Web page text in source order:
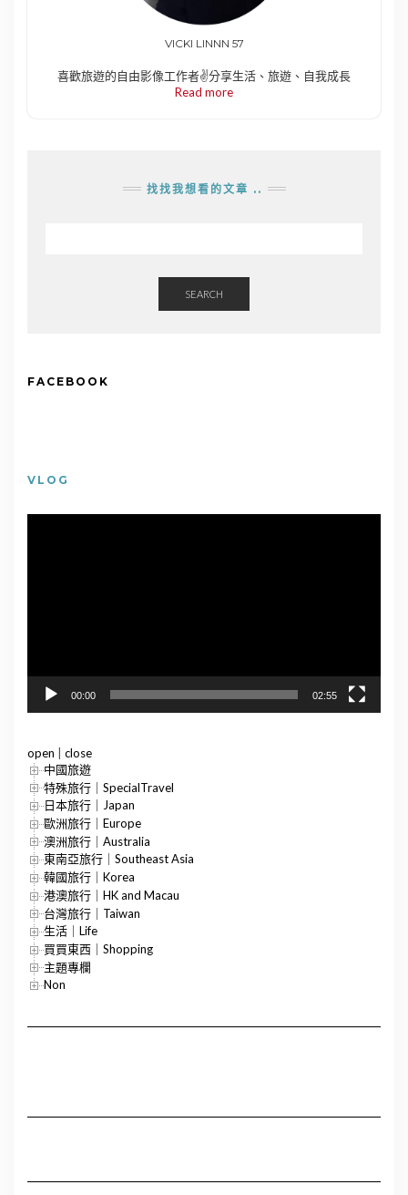
VICKI LINNN 57
喜歡旅遊的自由影像工作者✌️分享生活、旅遊、自我成長
Read more
找找我想看的文章 ..
SEARCH
FACEBOOK
VLOG
00:00 02:55
open
close
中國旅遊
特殊旅行｜SpecialTravel
日本旅行｜Japan
歐洲旅行｜Europe
澳洲旅行｜Australia
東南亞旅行｜Southeast Asia
韓國旅行｜Korea
港澳旅行｜HK and Macau
台灣旅行｜Taiwan
生活｜Life
買買東西｜Shopping
主題專欄
Non